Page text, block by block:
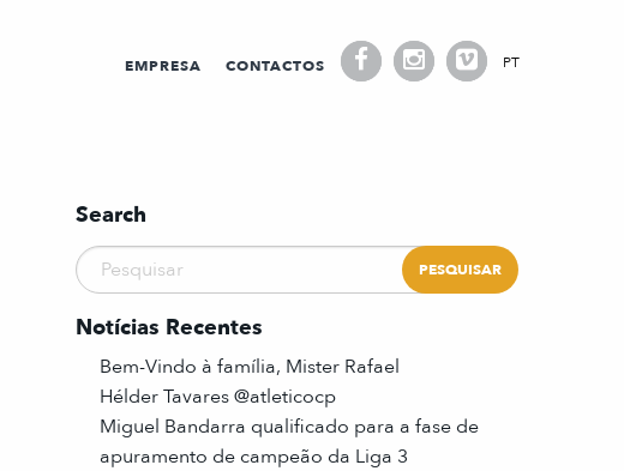
EMPRESA CONTACTOS PT
Search
Notícias Recentes
Bem-Vindo à família, Mister Rafael
Hélder Tavares @atleticocp
Miguel Bandarra qualificado para a fase de
apuramento de campeão da Liga 3